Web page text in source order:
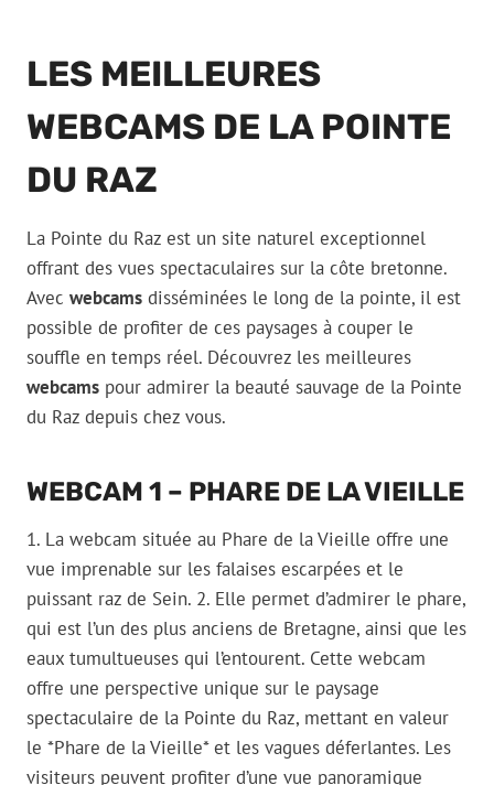
LES MEILLEURES
WEBCAMS DE LA POINTE
DU RAZ
La Pointe du Raz est un site naturel exceptionnel
offrant des vues spectaculaires sur la côte bretonne.
Avec webcams disséminées le long de la pointe, il est
possible de profiter de ces paysages à couper le
souffle en temps réel. Découvrez les meilleures
webcams pour admirer la beauté sauvage de la Pointe
du Raz depuis chez vous.
WEBCAM 1 – PHARE DE LA VIEILLE
1. La webcam située au Phare de la Vieille offre une
vue imprenable sur les falaises escarpées et le
puissant raz de Sein. 2. Elle permet d’admirer le phare,
qui est l’un des plus anciens de Bretagne, ainsi que les
eaux tumultueuses qui l’entourent. Cette webcam
offre une perspective unique sur le paysage
spectaculaire de la Pointe du Raz, mettant en valeur
le *Phare de la Vieille* et les vagues déferlantes. Les
visiteurs peuvent profiter d’une vue panoramique